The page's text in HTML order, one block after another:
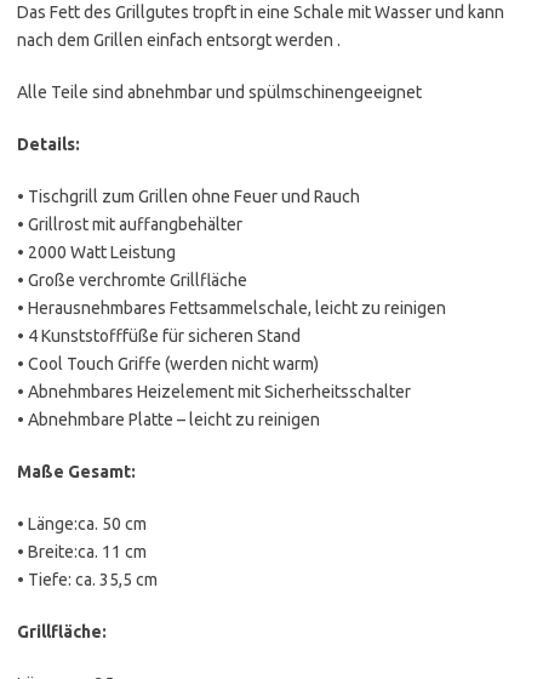
Das Fett des Grillgutes tropft in eine Schale mit Wasser und kann
nach dem Grillen einfach entsorgt werden .
Alle Teile sind abnehmbar und spülmschinengeeignet
Details:
• Tischgrill zum Grillen ohne Feuer und Rauch
• Grillrost mit auffangbehälter
• 2000 Watt Leistung
• Große verchromte Grillfläche
• Herausnehmbares Fettsammelschale, leicht zu reinigen
• 4 Kunststofffüße für sicheren Stand
• Cool Touch Griffe (werden nicht warm)
• Abnehmbares Heizelement mit Sicherheitsschalter
• Abnehmbare Platte – leicht zu reinigen
Maße Gesamt:
• Länge:ca. 50 cm
• Breite:ca. 11 cm
• Tiefe: ca. 35,5 cm
Grillfläche: